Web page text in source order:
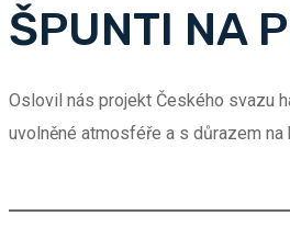
ŠPUNTI NA
Oslovil nás projekt Českého svazu
uvolněné atmosféře a s důrazem